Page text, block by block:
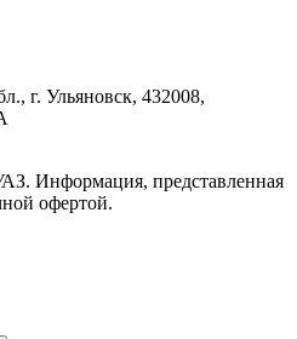
г. Ульяновск, 432008,
Информация, представленная
офертой.